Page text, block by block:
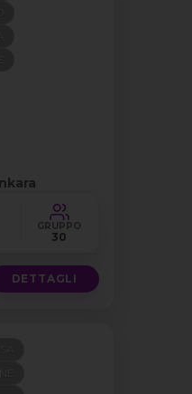
GRUPPO
30
DETTAGLI